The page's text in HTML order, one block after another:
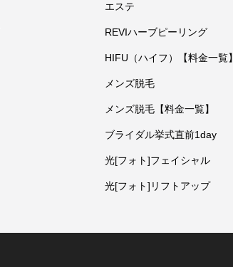
エステ
REVIハーブピーリング
HIFU（ハイフ）【料金一覧】
メンズ脱毛
メンズ脱毛【料金一覧】
ブライダル挙式直前1day
光[フォト]フェイシャル
光[フォト]リフトアップ